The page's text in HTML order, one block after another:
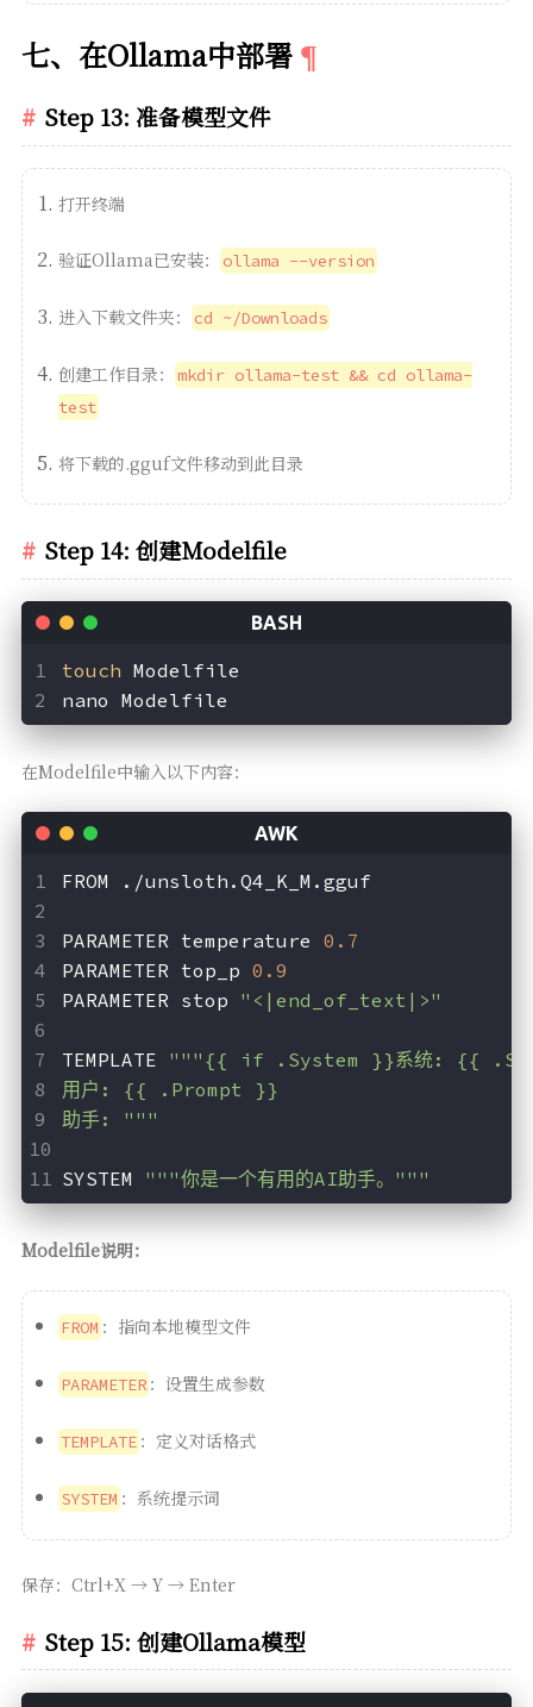
七、在Ollama中部署
Step 13: 准备模型文件
打开终端
验证Ollama已安装： ollama --version
进入下载文件夹： cd ~/Downloads
创建工作目录：
mkdir ollama-test && cd ollama-
test
将下载的.gguf文件移动到此目录
Step 14: 创建Modelfile
touch Modelfile
nano Modelfile
在Modelfile中输入以下内容：
FROM ./unsloth.Q4_K_M.gguf
PARAMETER temperature 0.7
PARAMETER top_p 0.9
PARAMETER stop "<|end_of_text|>"
TEMPLATE """{{ if .System }}系统: {{
用户: {{ .Prompt }}
助手: """
SYSTEM """你是一个有用的AI助手。"""
Modelfile说明：
FROM：指向本地模型文件
PARAMETER：设置生成参数
TEMPLATE：定义对话格式
SYSTEM：系统提示词
保存：Ctrl+X → Y → Enter
Step 15: 创建Ollama模型